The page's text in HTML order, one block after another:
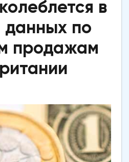
в
по
продажам